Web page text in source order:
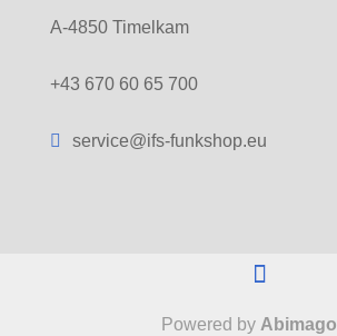
A-4850 Timelkam
+43 670 60 65 700
service@ifs-funkshop.eu
Powered by Abimago